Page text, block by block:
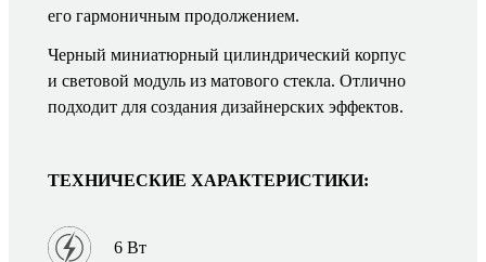
его гармоничным продолжением.
Черный миниатюрный цилиндрический корпус
и световой модуль из матового стекла. Отлично
подходит для создания дизайнерских эффектов.
ТЕХНИЧЕСКИЕ ХАРАКТЕРИСТИКИ:
6 Вт